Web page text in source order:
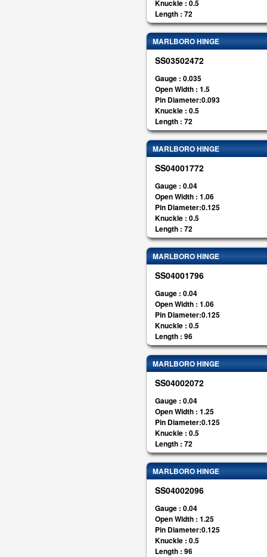
Knuckle : 0.5
Length : 72
MARLBORO HINGE
SS03502472
Gauge : 0.035
Open Width : 1.5
Pin Diameter:0.093
Knuckle : 0.5
Length : 72
MARLBORO HINGE
SS04001772
Gauge : 0.04
Open Width : 1.06
Pin Diameter:0.125
Knuckle : 0.5
Length : 72
MARLBORO HINGE
SS04001796
Gauge : 0.04
Open Width : 1.06
Pin Diameter:0.125
Knuckle : 0.5
Length : 96
MARLBORO HINGE
SS04002072
Gauge : 0.04
Open Width : 1.25
Pin Diameter:0.125
Knuckle : 0.5
Length : 72
MARLBORO HINGE
SS04002096
Gauge : 0.04
Open Width : 1.25
Pin Diameter:0.125
Knuckle : 0.5
Length : 96